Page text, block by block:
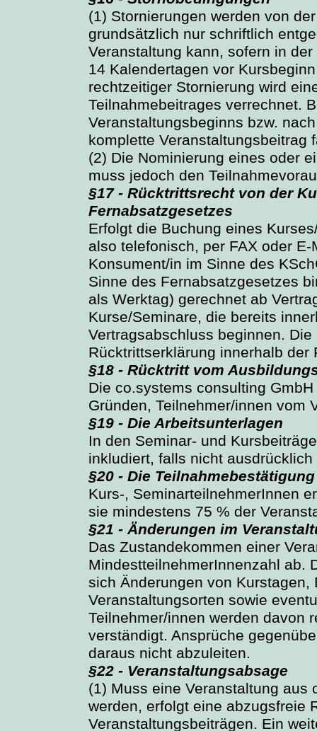
(1) Stornierungen werden von
grundsätzlich nur schriftlich
Veranstaltung kann, sofern in
14 Kalendertagen vor
rechtzeitiger Stornierung wird
Teilnahmebeitrages verrechnet.
Veranstaltungsbeginns bzw.
komplette Veranstaltungsbeitrag
(2) Die Nominierung eines oder
muss jedoch den
§17 - Rücktrittsrecht von der
Fernabsatzgesetzes
Erfolgt die Buchung eines
also telefonisch, per FAX oder
Konsument/in im Sinne des
Sinne des Fernabsatzgesetzes
als Werktag) gerechnet ab
Kurse/Seminare, die bereits
Vertragsabschluss beginnen.
Rücktrittserklärung innerhalb der
§18 - Rücktritt vom
Die co.systems consulting
Gründen, Teilnehmer/innen vom
§19 - Die Arbeitsunterlagen
In den Seminar- und
inkludiert, falls nicht
§20 - Die Teilnahmebestätigung
Kurs-, SeminarteilnehmerInnen
sie mindestens 75 % der
§21 - Änderungen im
Das Zustandekommen einer
MindestteilnehmerInnenzahl ab.
sich Änderungen von Kurstagen,
Veranstaltungsorten sowie
Teilnehmer/innen werden davon
verständigt. Ansprüche
daraus nicht abzuleiten.
§22 - Veranstaltungsabsage
(1) Muss eine Veranstaltung aus
werden, erfolgt eine abzugsfreie
Veranstaltungsbeiträgen. Ein